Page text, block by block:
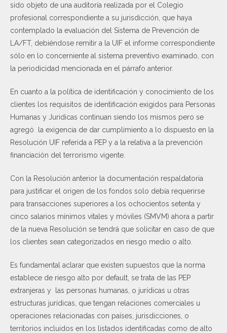
sido objeto de una auditoría realizada por el Colegio
profesional correspondiente a su jurisdicción, que haya
contemplado la evaluación del Sistema de Prevención de
LA/FT, debiéndose remitir a la UIF el informe correspondiente
sólo en lo concerniente al sistema preventivo examinado, con
la periodicidad mencionada en el párrafo anterior.
En cuanto a la política de identificación y conocimiento de los
clientes los requisitos de identificación exigidos para Personas
Humanas y Juridicas continuan siendo los mismos pero se
agregó la exigencia de dar cumplimiento a lo dispuesto en la
Resolución UIF referida a PEP y a la relativa a la prevención
financiación del terrorismo vigente.
Con la Resolución anterior la documentación respaldatoria
para justificar el origen de los fondos solo debía requerirse
para transacciones superiores a los ochocientos setenta y
cinco salarios mínimos vitales y móviles (SMVM) ahora a partir
de la nueva Resolución se tendrá que solicitar en caso de que
los clientes sean categorizados en riesgo medio o alto.
Es fundamental aclarar que existen supuestos que la norma
establece de riesgo alto por default, se trata de las PEP
extranjeras y las personas humanas, o jurídicas u otras
estructuras jurídicas, que tengan relaciones comerciales u
operaciones relacionadas con países, jurisdicciones, o
territorios incluidos en los listados identificadas como de alto